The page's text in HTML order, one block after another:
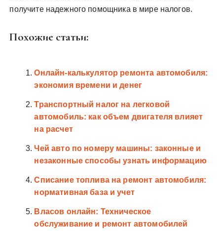
получите надежного помощника в мире налогов.
Похожие статьи:
Онлайн-калькулятор ремонта автомобиля:
экономия времени и денег
Транспортный налог на легковой
автомобиль: как объем двигателя влияет
на расчет
Чей авто по номеру машины: законные и
незаконные способы узнать информацию
Списание топлива на ремонт автомобиля:
нормативная база и учет
Власов онлайн: Техническое
обслуживание и ремонт автомобилей